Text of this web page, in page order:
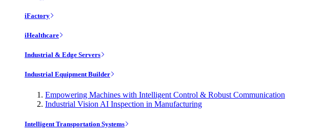
iFactory
iHealthcare
Industrial & Edge Servers
Industrial Equipment Builder
Empowering Machines with Intelligent Control & Robust Communication
Industrial Vision AI Inspection in Manufacturing
Intelligent Transportation Systems